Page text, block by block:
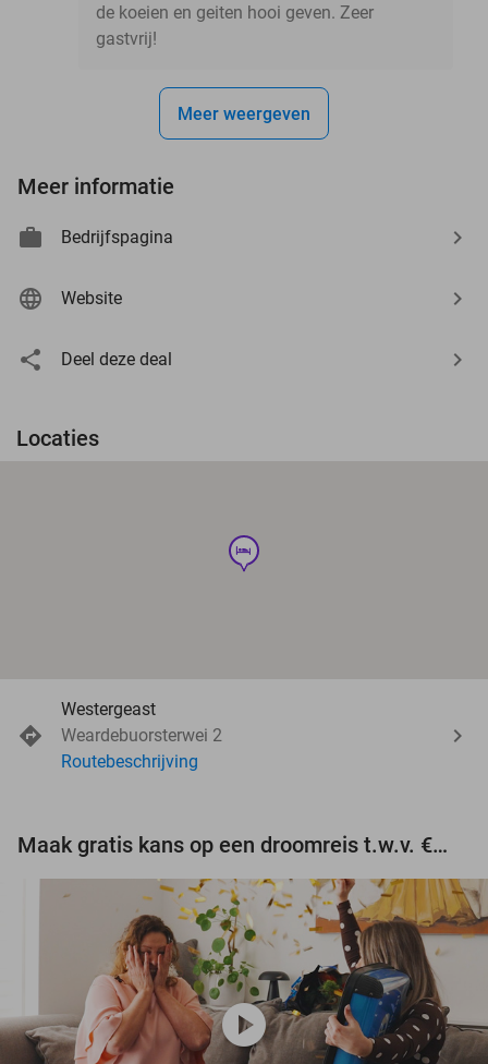
de koeien en geiten hooi geven. Zeer
gastvrij!
Meer weergeven
Meer informatie
Bedrijfspagina
Website
Deel deze deal
Locaties
hotel
Westergeast
Weardebuorsterwei 2
Routebeschrijving
Maak gratis kans op een droomreis t.w.v. €3.000!
play_circle